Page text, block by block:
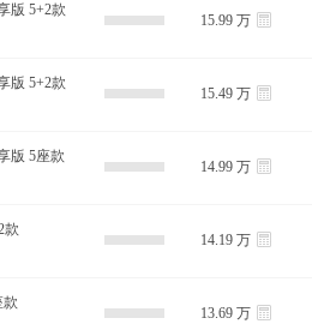
版 5+2款
15.99 万
版 5+2款
15.49 万
版 5座款
14.99 万
款
14.19 万
款
13.69 万